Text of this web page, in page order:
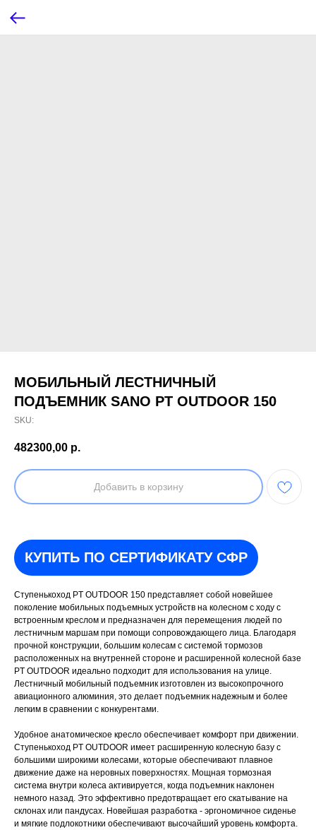
МОБИЛЬНЫЙ ЛЕСТНИЧНЫЙ
ПОДЪЕМНИК SANO PT OUTDOOR 150
SKU:
482300,00 р.
Добавить в корзину
КУПИТЬ ПО СЕРТИФИКАТУ СФР
Ступенькоход PT OUTDOOR 150 представляет собой новейшее
поколение мобильных подъемных устройств на колесном с ходу с
встроенным креслом и предназначен для перемещения людей по
лестничным маршам при помощи сопровождающего лица. Благодаря
прочной конструкции, большим колесам с системой тормозов
расположенных на внутренней стороне и расширенной колесной базе
PT OUTDOOR идеально подходит для использования на улице.
Лестничный мобильный подъемник изготовлен из высокопрочного
авиационного алюминия, это делает подъемник надежным и более
легким в сравнении с конкурентами.
Удобное анатомическое кресло обеспечивает комфорт при движении.
Ступенькоход PT OUTDOOR имеет расширенную колесную базу с
большими широкими колесами, которые обеспечивают плавное
движение даже на неровных поверхностях. Мощная тормозная
система внутри колеса активируется, когда подъемник наклонен
немного назад. Это эффективно предотвращает его скатывание на
склонах или пандусах. Новейшая разработка - эргономичное сиденье
и мягкие подлокотники обеспечивают высочайший уровень комфорта.